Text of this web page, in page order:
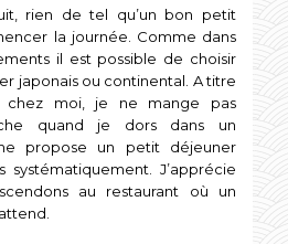
rien de tel qu’un bon petit
la journée. Comme dans
il est possible de choisir
japonais ou continental. A titre
chez moi, je ne mange pas
quand je dors dans un
propose un petit déjeuner
J’apprécie
au restaurant où un